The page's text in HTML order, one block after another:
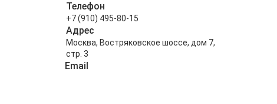
Телефон
+7 (910) 495-80-15
Адрес
Москва, Востряковское шоссе, дом 7,
стр. 3
Email